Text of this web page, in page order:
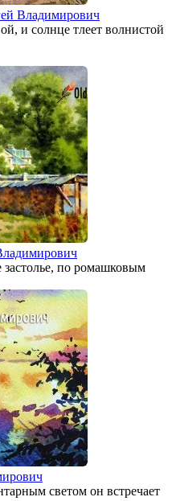
Владимирович
и солнце тлеет волнистой
по ромашковым
светом он встречает